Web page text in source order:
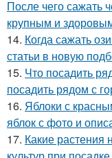
После чего сажать
крупным и
14. Когда сажать
статьи в новую
15. Что посадить
посадить рядом с
16. Яблоки с
яблок с фото и
17. Какие растения